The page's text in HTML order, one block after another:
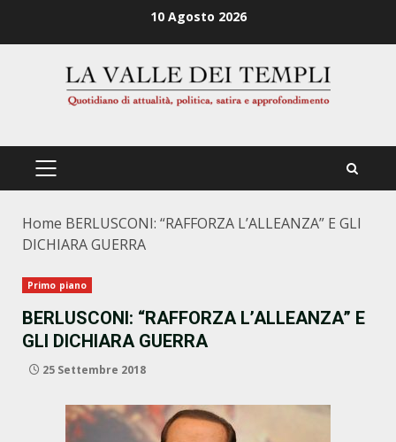
10 Agosto 2026
PRIMÄRES
Home BERLUSCONI: “RAFFORZA L’ALLEANZA” E GLI
DICHIARA GUERRA
Primo piano
BERLUSCONI: “RAFFORZA L’ALLEANZA” E
GLI DICHIARA GUERRA
25 Settembre 2018